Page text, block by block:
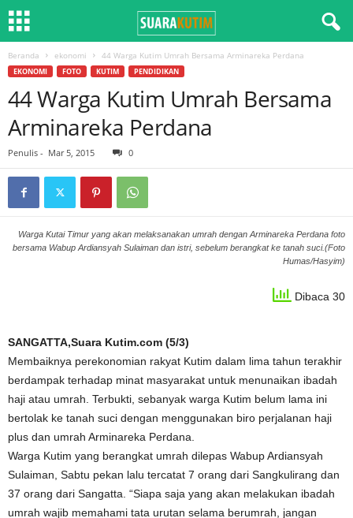
Beranda ekonomi 44 Warga Kutim Umrah Bersama Arminareka Perdana
EKONOMI FOTO KUTIM PENDIDIKAN
44 Warga Kutim Umrah Bersama
Arminareka Perdana
Penulis - Mar 5, 2015 0
Warga Kutai Timur yang akan melaksanakan umrah dengan Arminareka Perdana foto
bersama Wabup Ardiansyah Sulaiman dan istri, sebelum berangkat ke tanah suci.(Foto
Humas/Hasyim)
Dibaca 30
SANGATTA,Suara Kutim.com (5/3)
Membaiknya perekonomian rakyat Kutim dalam lima tahun terakhir
berdampak terhadap minat masyarakat untuk menunaikan ibadah
haji atau umrah. Terbukti, sebanyak warga Kutim belum lama ini
bertolak ke tanah suci dengan menggunakan biro perjalanan haji
plus dan umrah Arminareka Perdana.
Warga Kutim yang berangkat umrah dilepas Wabup Ardiansyah
Sulaiman, Sabtu pekan lalu tercatat 7 orang dari Sangkulirang dan
37 orang dari Sangatta. “Siapa saja yang akan melakukan ibadah
umrah wajib memahami tata urutan selama berumrah, jangan